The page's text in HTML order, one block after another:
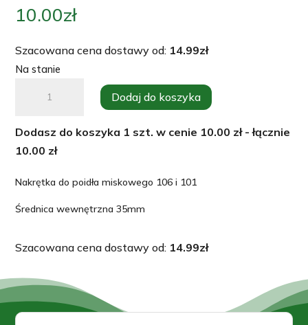
10.00zł
Szacowana cena dostawy od: 14.99zł
Na stanie
Nakrętka
51
Dodaj do koszyka
Dodasz do koszyka 1 szt. w cenie 10.00 zł - łącznie
10.00 zł
Nakrętka do poidła miskowego 106 i 101
Średnica wewnętrzna 35mm
Szacowana cena dostawy od: 14.99zł